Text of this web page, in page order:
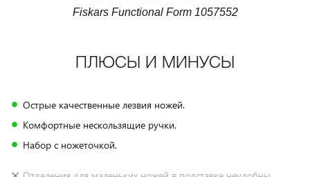
Fiskars Functional Form 1057552
ПЛЮСЫ И МИНУСЫ
Острые качественные лезвия ножей.
Комфортные нескользящие ручки.
Набор с ножеточкой.